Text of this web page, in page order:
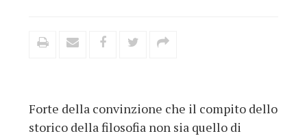
Forte della convinzione che il compito dello
storico della filosofia non sia quello di